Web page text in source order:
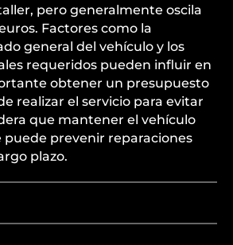
pero generalmente oscila
Factores como la
general del vehículo y los
requeridos pueden influir en
obtener un presupuesto
realizar el servicio para evitar
que mantener el vehículo
prevenir reparaciones
plazo.